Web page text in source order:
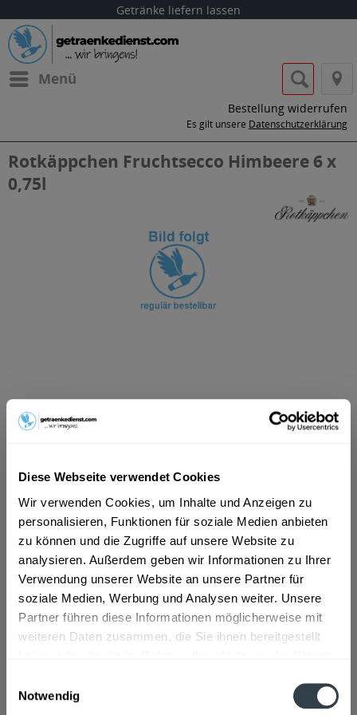
Diese Webseite verwendet Cookies
Wir verwenden Cookies, um Inhalte und Anzeigen zu
personalisieren, Funktionen für soziale Medien anbieten
zu können und die Zugriffe auf unsere Website zu
analysieren. Außerdem geben wir Informationen zu Ihrer
Verwendung unserer Website an unsere Partner für
soziale Medien, Werbung und Analysen weiter. Unsere
Partner führen diese Informationen möglicherweise mit
weiteren Daten zusammen, die Sie ihnen bereitgestellt
Notwendig
Getränke liefern lassen
Menü
Bestellung widerrufen
Es gilt unsere Datenschutzerklärung
Rotkäppchen Fruchtsecco Himbeere 6 x
0,75l
ab 45,59 € *
Vorrätig
In den Warenkorb
Artikel-Nr.:
32434
Verfügbar in:
Beschreibung
mehr
Geschmacksrichtung: